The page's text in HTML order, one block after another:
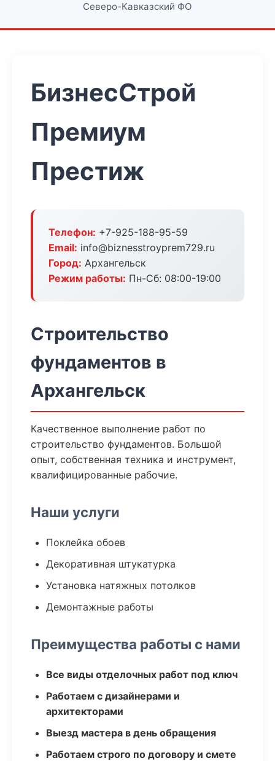
Северо-Кавказский ФО
БизнесСтрой
Премиум
Престиж
Телефон: +7-925-188-95-59
Email: info@biznesstroyprem729.ru
Город: Архангельск
Режим работы: Пн-Сб: 08:00-19:00
Строительство
фундаментов в
Архангельск
Качественное выполнение работ по
строительство фундаментов. Большой
опыт, собственная техника и инструмент,
квалифицированные рабочие.
Наши услуги
Поклейка обоев
Декоративная штукатурка
Установка натяжных потолков
Демонтажные работы
Преимущества работы с нами
Все виды отделочных работ под ключ
Работаем с дизайнерами и
архитекторами
Выезд мастера в день обращения
Работаем строго по договору и смете